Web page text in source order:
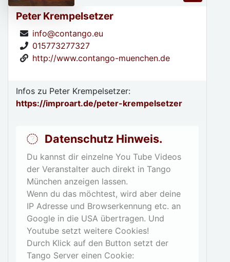
Peter Krempelsetzer
info@contango.eu
015773277327
http://www.contango-muenchen.de
Infos zu Peter Krempelsetzer:
https://improart.de/peter-krempelsetzer
Datenschutz Hinweis.
Du kannst dir einzelne You Tube Videos
der Veranstalter auch direkt in Tango
München anzeigen lassen.
Wenn du das möchtest, wird aber deine
IP Adresse und Browserkennung etc. an
Google in die USA übertragen. Und
Youtube setzt weitere Cookies!
Durch Klick auf den Button setzt der
Tango Server einen Cookie: